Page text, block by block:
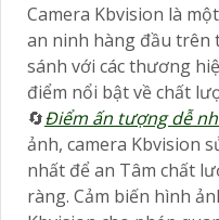
Camera Kbvision là
an ninh hàng đầu trên
sánh với các thương
điểm nổi bật về chất
🔄Điểm ấn tượng dễ
ảnh, camera Kbvision
nhất để an Tâm chất
ràng. Cảm biến hình